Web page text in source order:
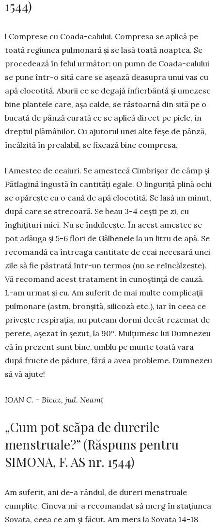
1544)
l Comprese cu Coada-calului. Compresa se aplică pe
toa­tă regiunea pulmonară și se lasă toată noaptea. Se
pro­cedează în felul următor: un pumn de Coada-calului
se pu­ne într-o sită care se așează deasupra unui vas cu
apă clo­cotită. Aburii ce se degajă înfierbântă și umezesc
bine plan­tele care, așa calde, se răstoarnă din sită pe o
bucată de pânză curată ce se aplică direct pe piele, în
dreptul plă­mânilor. Cu ajutorul unei alte feșe de pânză,
încălzită în prea­labil, se fixează bine compresa.
l Amestec de ceaiuri. Se amestecă Cimbrișor de câmp și
Pătlagină îngustă în can­tități egale. O linguriță plină ochi
se opărește cu o cană de apă clo­co­tită. Se lasă un minut,
după care se stre­coară. Se beau 3-4 cești pe zi, cu
înghițituri mici. Nu se în­dulcește. În acest amestec se
pot adăuga și 5-6 flori de Gălbenele la un litru de apă. Se
recomandă ca întreaga cantitate de ceai nece­sară unei
zile să fie păstrată în­tr-un ter­mos (nu se reîncălzește).
Vă recomand acest tra­ta­ment în cunoștință de cauză.
L-am urmat și eu. Am su­ferit de mai multe complicații
pulmonare (astm, bron­șită, silicoză etc.), iar în ceea ce
privește respirația, nu puteam dormi decât rezemat de
perete, așezat în șezut, la 90°. Mulțu­mesc lui Dumnezeu
că în prezent sunt bine, umblu pe munte toată vara
după fructe de pădure, fără a avea pro­bleme. Dum­nezeu
să vă ajute!
IOAN C. – Bicaz, jud. Neamț
„Cum pot scăpa de durerile
menstruale?” (Răspuns pentru
SIMONA, F. AS nr. 1544)
Am suferit, ani de-a rândul, de dureri men­struale
cumplite. Cineva mi-a recomandat să merg în stațiunea
Sovata, ceea ce am și făcut. Am mers la Sovata 14-18